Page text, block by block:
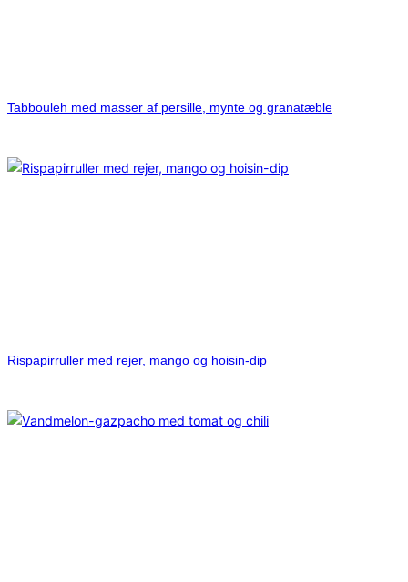
Tabbouleh med masser af persille, mynte og granatæble
Rispapirruller med rejer, mango og hoisin-dip